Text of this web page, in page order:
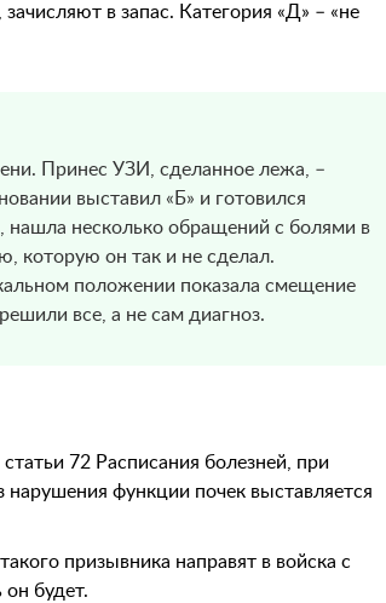
в запас. Категория «Д» – «не
Принес УЗИ, сделанное лежа, –
выставил «Б» и готовился
нашла несколько обращений с болями в
которую он так и не сделал.
положении показала смещение
все, а не сам диагноз.
72 Расписания болезней, при
функции почек выставляется
призывника направят в войска с
будет.